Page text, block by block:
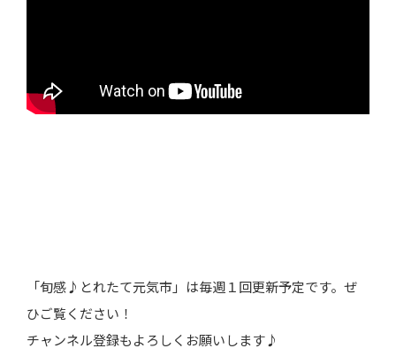
「旬感♪とれたて元気市」は毎週１回更新予定です。ぜ
ひご覧ください！
チャンネル登録もよろしくお願いします♪